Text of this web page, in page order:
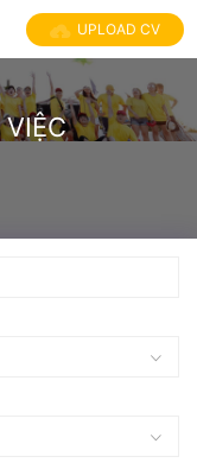
UPLOAD CV